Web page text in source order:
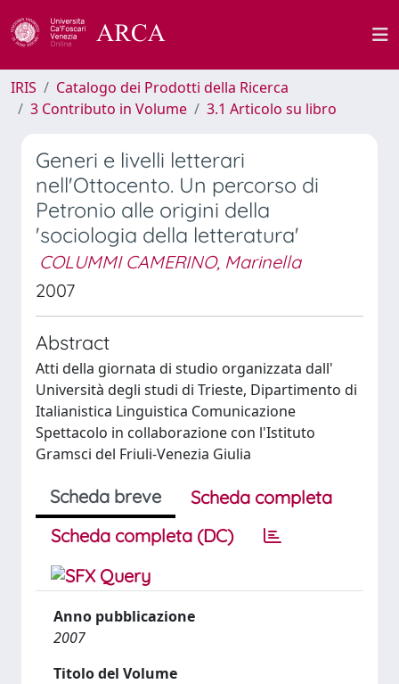
IRIS
Catalogo dei Prodotti della Ricerca
3 Contributo in Volume
3.1 Articolo su libro
Generi e livelli letterari
nell'Ottocento. Un percorso di
Petronio alle origini della
'sociologia della letteratura'
COLUMMI CAMERINO, Marinella
2007
Abstract
Atti della giornata di studio organizzata dall'
Università degli studi di Trieste, Dipartimento di
Italianistica Linguistica Comunicazione
Spettacolo in collaborazione con l'Istituto
Gramsci del Friuli-Venezia Giulia
Scheda breve
Scheda completa
Scheda completa (DC)
Anno pubblicazione
2007
Titolo del Volume